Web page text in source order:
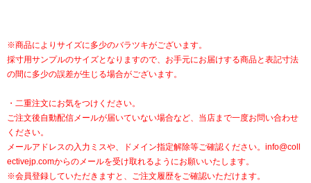
※商品によりサイズに多少のバラツキがございます。
採寸用サンプルのサイズとなりますので、お手元にお届けする商品と表記寸法
の間に多少の誤差が生じる場合がございます。
・二重注文にお気をつけください。
ご注文後自動配信メールが届いていない場合など、当店まで一度お問い合わせ
ください。
メールアドレスの入力ミスや、ドメイン指定解除等ご確認ください。 info@coll
ectivejp.comからのメールを受け取れるようにお願いいたします。
※会員登録していただきますと、ご注文履歴をご確認いただけます。